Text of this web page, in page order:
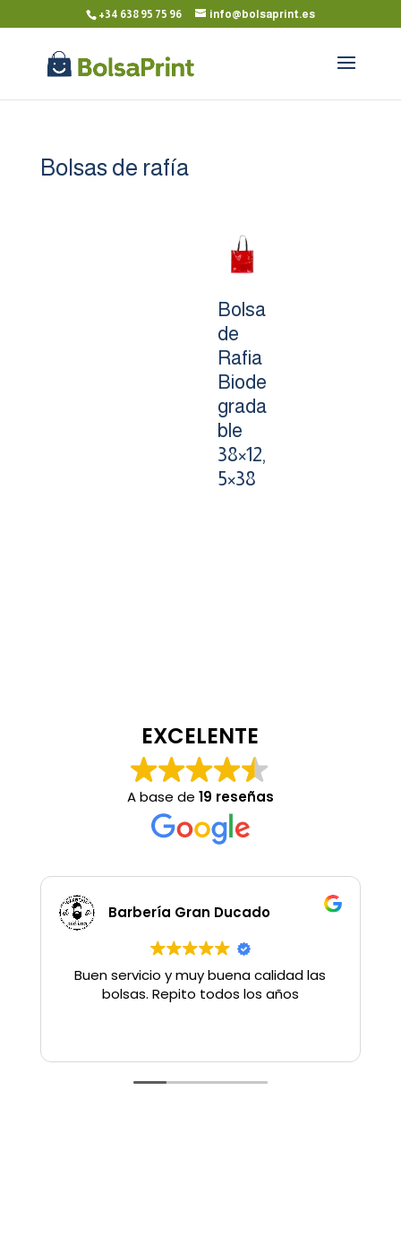
+34 638 95 75 96 info@bolsaprint.es
Bolsas de rafía
Bolsa
de
Rafia
Biode
grada
ble
38×12,
5×38
EXCELENTE
A base de 19 reseñas
Barbería Gran Ducado
Buen servicio y muy buena calidad las
bolsas. Repito todos los años